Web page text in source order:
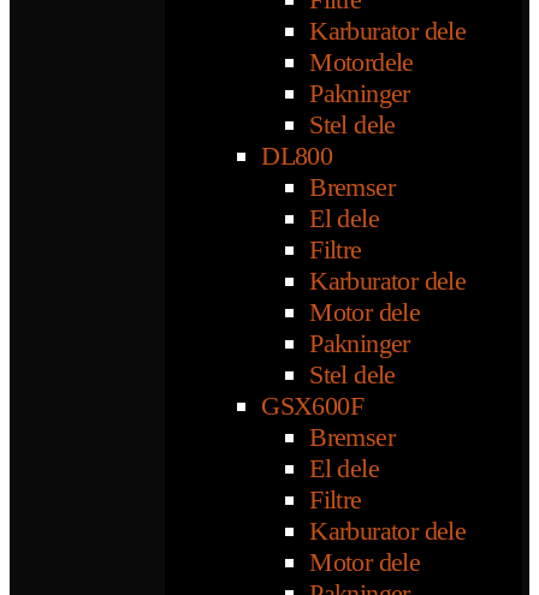
Karburator dele
Motordele
Pakninger
Stel dele
DL800
Bremser
El dele
Filtre
Karburator dele
Motor dele
Pakninger
Stel dele
GSX600F
Bremser
El dele
Filtre
Karburator dele
Motor dele